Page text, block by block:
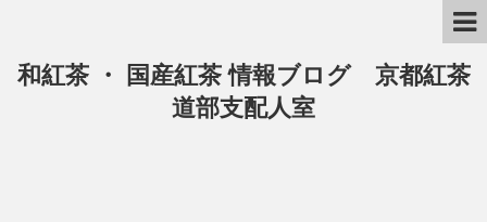
和紅茶 ・ 国産紅茶 情報ブログ 京都紅茶
道部支配人室